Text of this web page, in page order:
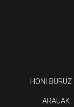
HONI BURUZ
ARAUAK